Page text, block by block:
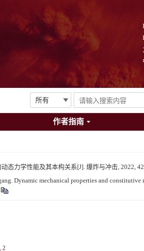
作者指南
态力学性能及其本构关系[J]. 爆炸与冲击, 2022,
Dynamic mechanical properties and
2